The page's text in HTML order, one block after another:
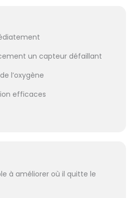
un capteur défaillant
l’oxygène
efficaces
à améliorer où il quitte le